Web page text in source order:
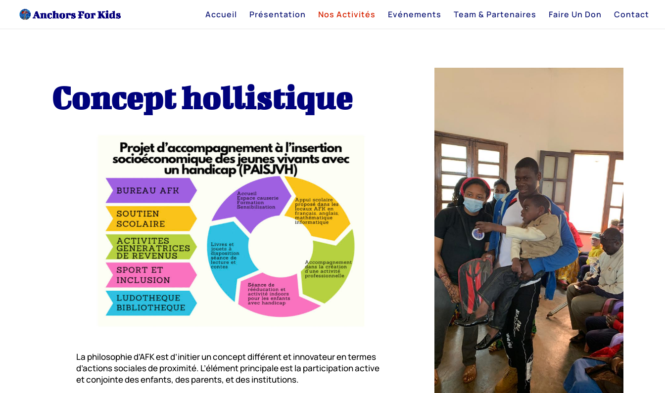
Accueil Présentation Nos Activités Evénements Team & Partenaires Faire Un Don Contact
Concept hollistique
La philosophie d’AFK est d’initier un concept différent et innovateur en termes
d’actions sociales de proximité. L’élément principale est la participation active
et conjointe des enfants, des parents, et des institutions.